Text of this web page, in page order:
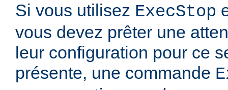
Si vous utilisez ExecStop
vous devez prêter une
leur configuration pour ce
présente, une commande